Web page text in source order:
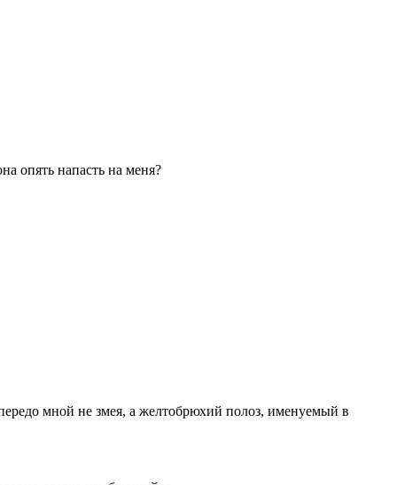
опять напасть на меня?
мной не змея, а желтобрюхий полоз, именуемый в